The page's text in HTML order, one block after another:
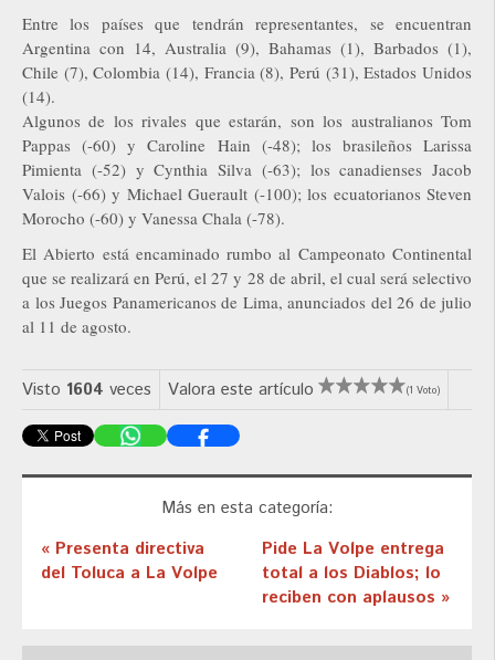
Entre los países que tendrán representantes, se encuentran
Argentina con 14, Australia (9), Bahamas (1), Barbados (1),
Chile (7), Colombia (14), Francia (8), Perú (31), Estados Unidos
(14).
Algunos de los rivales que estarán, son los australianos Tom
Pappas (-60) y Caroline Hain (-48); los brasileños Larissa
Pimienta (-52) y Cynthia Silva (-63); los canadienses Jacob
Valois (-66) y Michael Guerault (-100); los ecuatorianos Steven
Morocho (-60) y Vanessa Chala (-78).
El Abierto está encaminado rumbo al Campeonato Continental
que se realizará en Perú, el 27 y 28 de abril, el cual será selectivo
a los Juegos Panamericanos de Lima, anunciados del 26 de julio
al 11 de agosto.
Visto 1604 veces Valora este artículo (1 Voto)
Más en esta categoría:
« Presenta directiva
del Toluca a La Volpe
Pide La Volpe entrega
total a los Diablos; lo
reciben con aplausos »